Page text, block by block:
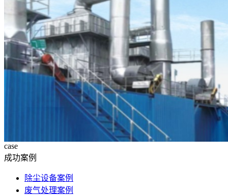
case
成功案例
除尘设备案例
废气处理案例